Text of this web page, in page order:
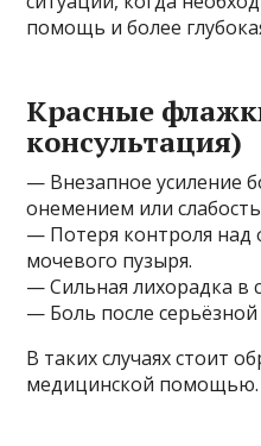
помощь и более
Красные
консультация)
— Внезапное усиление
онемением или
— Потеря контроля над
мочевого пузыря.
— Сильная лихорадка в
— Боль после
В таких случаях стоит
медицинской помощью.